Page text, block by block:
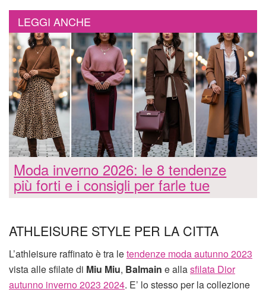
LEGGI ANCHE
Moda inverno 2026: le 8 tendenze
più forti e i consigli per farle tue
ATHLEISURE STYLE PER LA CITTA
L’athleisure raffinato è tra letendenze moda autunno 2023
vista alle sfilate di Miu Miu, Balmain e allasfilata Dior
autunno inverno 2023 2024. E’ lo stesso per la collezione